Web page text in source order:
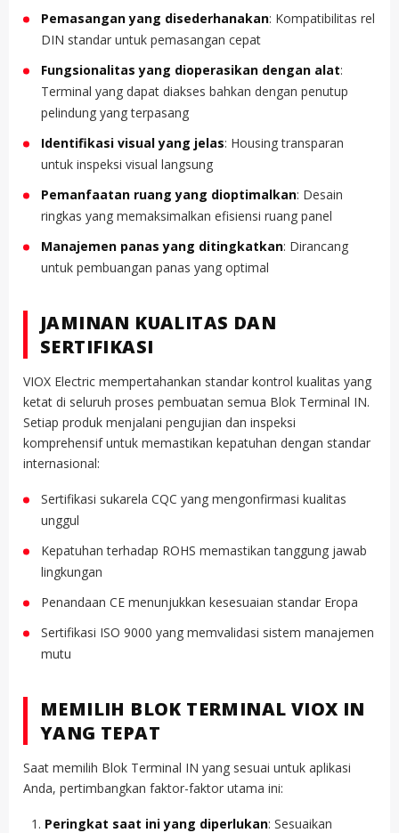
Pemasangan yang disederhanakan: Kompatibilitas rel
DIN standar untuk pemasangan cepat
Fungsionalitas yang dioperasikan dengan alat:
Terminal yang dapat diakses bahkan dengan penutup
pelindung yang terpasang
Identifikasi visual yang jelas: Housing transparan
untuk inspeksi visual langsung
Pemanfaatan ruang yang dioptimalkan: Desain
ringkas yang memaksimalkan efisiensi ruang panel
Manajemen panas yang ditingkatkan: Dirancang
untuk pembuangan panas yang optimal
JAMINAN KUALITAS DAN
SERTIFIKASI
VIOX Electric mempertahankan standar kontrol kualitas yang
ketat di seluruh proses pembuatan semua Blok Terminal IN.
Setiap produk menjalani pengujian dan inspeksi
komprehensif untuk memastikan kepatuhan dengan standar
internasional:
Sertifikasi sukarela CQC yang mengonfirmasi kualitas
unggul
Kepatuhan terhadap ROHS memastikan tanggung jawab
lingkungan
Penandaan CE menunjukkan kesesuaian standar Eropa
Sertifikasi ISO 9000 yang memvalidasi sistem manajemen
mutu
MEMILIH BLOK TERMINAL VIOX IN
YANG TEPAT
Saat memilih Blok Terminal IN yang sesuai untuk aplikasi
Anda, pertimbangkan faktor-faktor utama ini:
Peringkat saat ini yang diperlukan: Sesuaikan